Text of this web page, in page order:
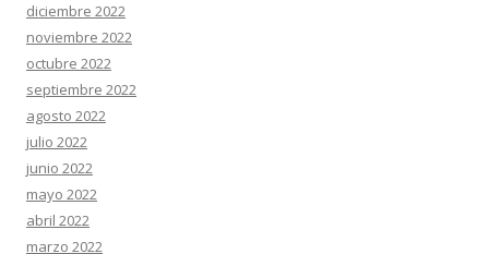
diciembre 2022
noviembre 2022
octubre 2022
septiembre 2022
agosto 2022
julio 2022
junio 2022
mayo 2022
abril 2022
marzo 2022